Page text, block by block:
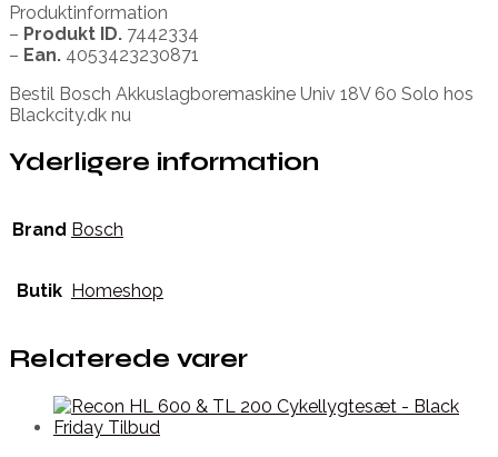
Produktinformation
– Produkt ID. 7442334
– Ean. 4053423230871
Bestil Bosch Akkuslagboremaskine Univ 18V 60 Solo hos
Blackcity.dk nu
Yderligere information
Brand Bosch
Butik Homeshop
Relaterede varer